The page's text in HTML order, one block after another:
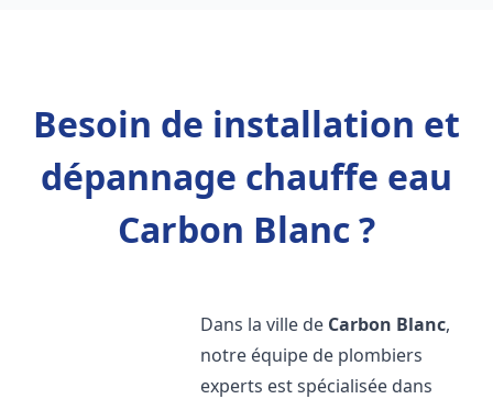
Besoin de installation et
dépannage chauffe eau
Carbon Blanc ?
Dans la ville de Carbon Blanc,
notre équipe de plombiers
experts est spécialisée dans